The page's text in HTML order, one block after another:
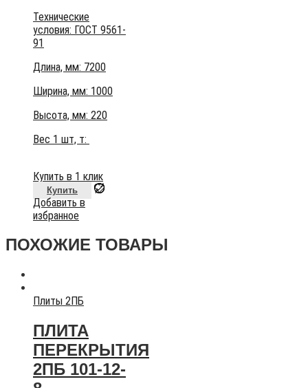
Технические
условия: ГОСТ 9561-
91
Длина, мм: 7200
Ширина, мм: 1000
Высота, мм: 220
Вес 1 шт, т:
Купить в 1 клик
Купить
Добавить в
избранное
ПОХОЖИЕ ТОВАРЫ
Плиты 2ПБ
ПЛИТА
ПЕРЕКРЫТИЯ
2ПБ 101-12-